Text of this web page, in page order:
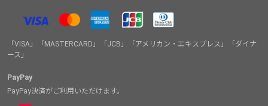
「VISA」「MASTERCARD」「JCB」「アメリカン・エキスプレス」「ダイナ
ース」
PayPay
PayPay決済がご利用いただけます。